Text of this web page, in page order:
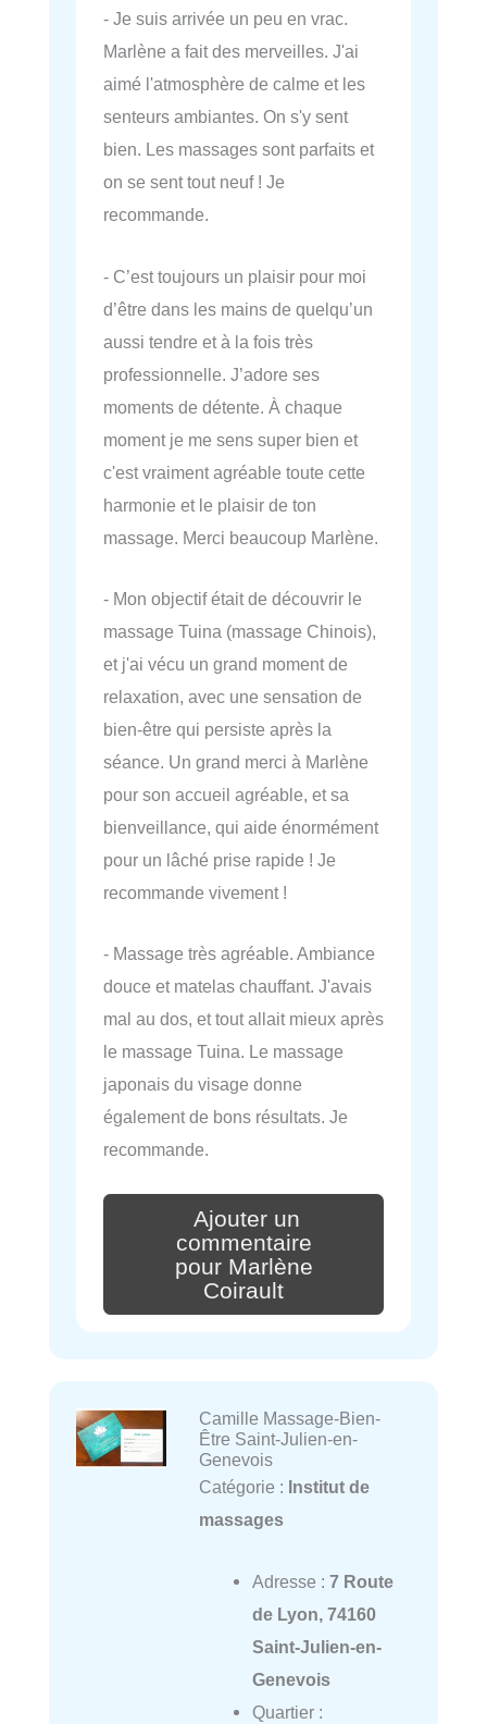
- Je suis arrivée un peu en vrac.
Marlène a fait des merveilles. J'ai
aimé l'atmosphère de calme et les
senteurs ambiantes. On s'y sent
bien. Les massages sont parfaits et
on se sent tout neuf ! Je
recommande.
- C’est toujours un plaisir pour moi
d’être dans les mains de quelqu’un
aussi tendre et à la fois très
professionnelle. J’adore ses
moments de détente. À chaque
moment je me sens super bien et
c'est vraiment agréable toute cette
harmonie et le plaisir de ton
massage. Merci beaucoup Marlène.
- Mon objectif était de découvrir le
massage Tuina (massage Chinois),
et j'ai vécu un grand moment de
relaxation, avec une sensation de
bien-être qui persiste après la
séance. Un grand merci à Marlène
pour son accueil agréable, et sa
bienveillance, qui aide énormément
pour un lâché prise rapide ! Je
recommande vivement !
- Massage très agréable. Ambiance
douce et matelas chauffant. J'avais
mal au dos, et tout allait mieux après
le massage Tuina. Le massage
japonais du visage donne
également de bons résultats. Je
recommande.
Ajouter un
commentaire
pour Marlène
Coirault
Camille Massage-Bien-
Être Saint-Julien-en-
Genevois
Catégorie : Institut de
massages
Adresse : 7 Route
de Lyon, 74160
Saint-Julien-en-
Genevois
Quartier :